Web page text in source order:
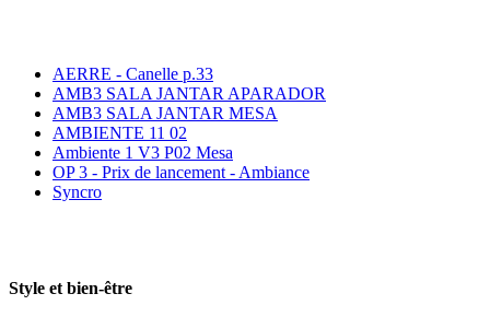
AERRE - Canelle p.33
AMB3 SALA JANTAR APARADOR
AMB3 SALA JANTAR MESA
AMBIENTE 11 02
Ambiente 1 V3 P02 Mesa
OP 3 - Prix de lancement - Ambiance
Syncro
Style et bien-être